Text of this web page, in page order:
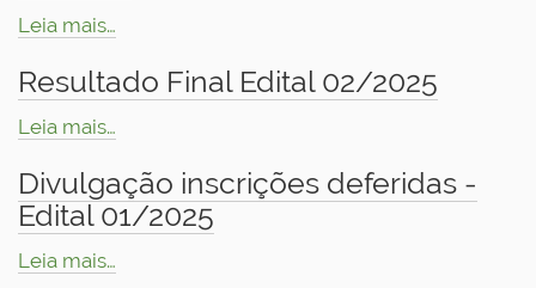
Leia mais…
Resultado Final Edital 02/2025
Leia mais…
Divulgação inscrições deferidas -
Edital 01/2025
Leia mais…